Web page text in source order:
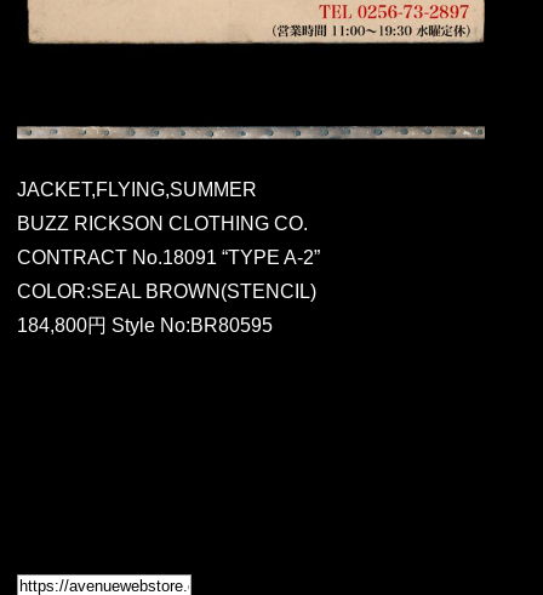
JACKET,FLYING,SUMMER
BUZZ RICKSON CLOTHING CO.
CONTRACT No.18091 “TYPE A-2”
COLOR:SEAL BROWN(STENCIL)
184,800円 Style No:BR80595